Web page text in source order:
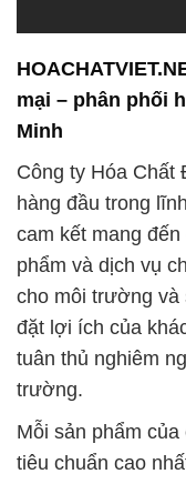
mại – phân phối
Minh
Công ty Hóa
hàng đầu trong
cam kết mang
phẩm và dịch vụ
cho môi trường và
đặt lợi ích của
tuân thủ nghiêm
trường.
Mỗi sản phẩm
tiêu chuẩn cao